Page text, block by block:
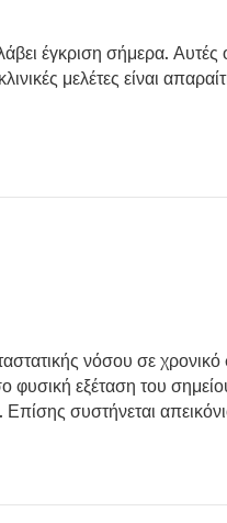
έγκριση σήμερα. Αυτές
μελέτες είναι
νόσου σε χρονικό
φυσική εξέταση του
Επίσης συστήνεται